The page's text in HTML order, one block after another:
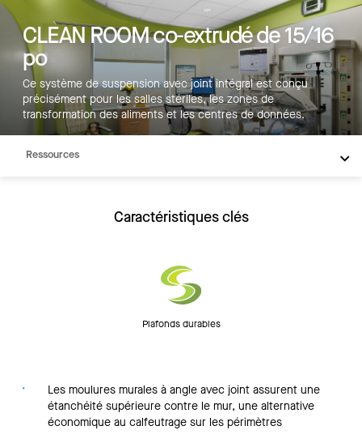
CLEAN ROOM co-extrudé de 15/16
po
Ce système de suspension avec joint intégral est conçu
précisément pour les salles stériles, les zones de
transformation des aliments et les centres de données.
Principales caractéristiques
Couleurs
Produits
Intégrations
Inspiration
Ressources
Caractéristiques clés
Plafonds durables
Les moulures murales à angle avec joint assurent une
étanchéité supérieure contre le mur, une alternative
économique au calfeutrage sur les périmètres